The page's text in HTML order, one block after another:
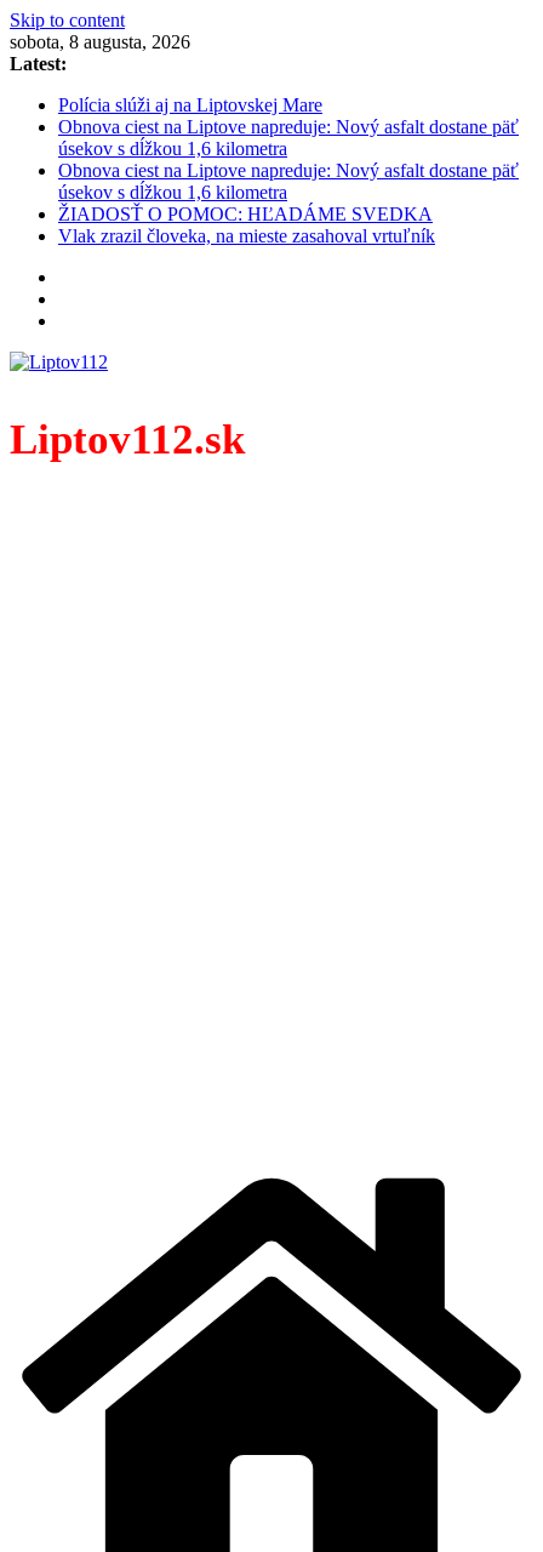
Skip to content
sobota, 8 augusta, 2026
Latest:
Polícia slúži aj na Liptovskej Mare
Obnova ciest na Liptove napreduje: Nový asfalt dostane päť
úsekov s dĺžkou 1,6 kilometra
Obnova ciest na Liptove napreduje: Nový asfalt dostane päť
úsekov s dĺžkou 1,6 kilometra
ŽIADOSŤ O POMOC: HĽADÁME SVEDKA
Vlak zrazil človeka, na mieste zasahoval vrtuľník
Liptov112.sk